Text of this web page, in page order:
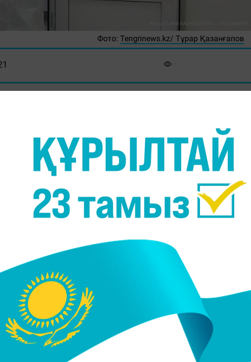
Фото: Tengrinews.kz/ Тұрар Қазанғапов
қаққан екі бала Астанадағы көпбейінді
бүлдіршіндердің жағдайы өте ауыр. Оларды
мен иығына зақым келген. Ал алты жасар ұл баланың
Қыз баланың жағдайы өте ауыр деп бағаланып отыр,
қысымы тұрақсыз. Ұл бала бірнеше жерінен ауыр
да жансақтау бөлімінде жатыр", - дейді медициналық
Динат Қожекенов.
Бестерек ауылында кәмелетке толмаған